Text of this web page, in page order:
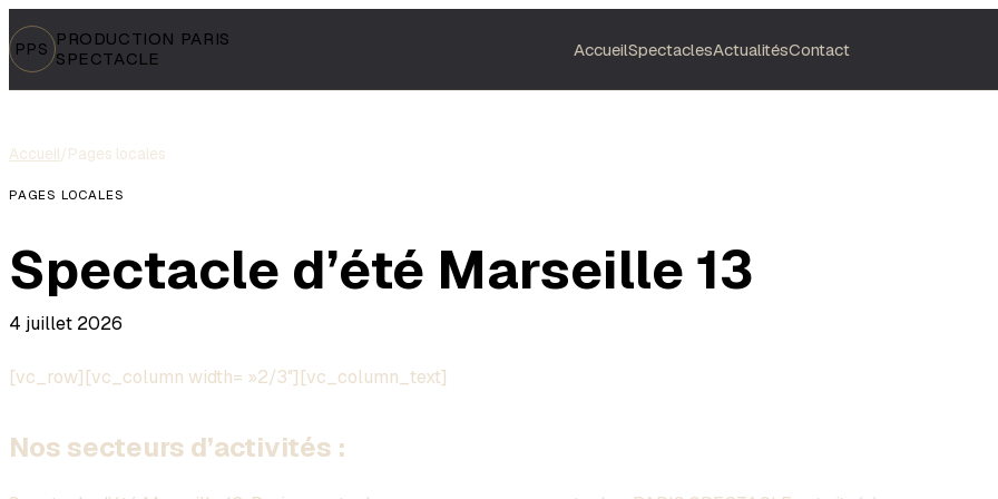
PPS PRODUCTION PARIS
SPECTACLE
AccueilSpectaclesActualitésContact
Accueil/Pages locales
PAGES LOCALES
Spectacle d’été Marseille 13
4 juillet 2026
[vc_row][vc_column width= »2/3″][vc_column_text]
Nos secteurs d’activités :